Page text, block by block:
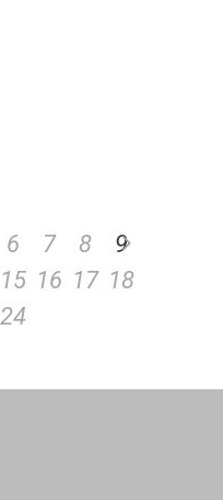
6 7 8
9
15 16 17 18
24